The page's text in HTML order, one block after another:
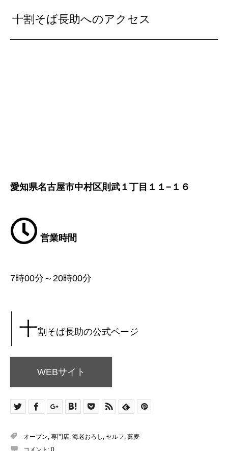
十割そば長助へのアクセス
愛知県名古屋市中村区則武１丁目１１−１６
営業時間
7時00分～20時00分
十割そば長助の公式ページ
WEBサイト
オープン, 専門店, 海老おろし , セルフ, 蕎麦
コメント: 0